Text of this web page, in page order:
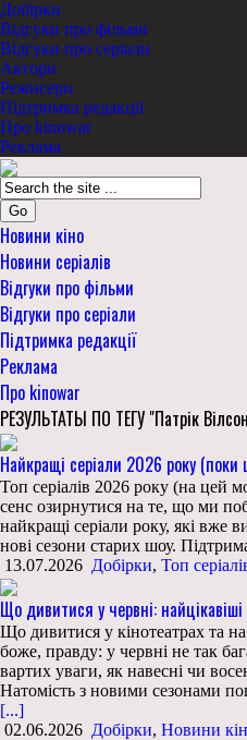
Добірки
Відгуки про фільми
Відгуки про серіали
Актори
Режисери
Підтримка редакції
Про kinowar
Реклама
Go
Новини кіно
Новини серіалів
Відгуки про фільми
Відгуки про серіали
Підтримка редакції
Реклама
Про kinowar
РЕЗУЛЬТАТЫ ПО ТЕГУ "Патрік
Найкращі серіали 2026 року (поки
Топ серіалів 2026 року (на цей
сенс озирнутися на те, що ми
найкращі серіали року, які вже
нові сезони старих шоу.
13.07.2026 Добірки, Топ
Що дивитися у червні:
Що дивитися у кінотеатрах та
боже, правду: у червні не так
вартих уваги, як навесні чи
Натомість з новими сезонами
[...]
02.06.2026 Добірки, Новини